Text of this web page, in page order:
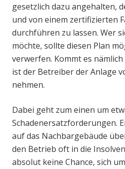
gesetzlich dazu angehalten,
und von einem zertifizierten
durchführen zu lassen. Wer
möchte, sollte diesen Plan
verwerfen. Kommt es
ist der Betreiber der Anlage
nehmen.
Dabei geht zum einen um
Schadenersatzforderungen.
auf das Nachbargebäude
den Betrieb oft in die
absolut keine Chance, sich